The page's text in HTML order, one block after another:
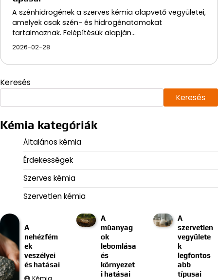
A szénhidrogének a szerves kémia alapvető vegyületei,
amelyek csak szén- és hidrogénatomokat
tartalmaznak. Felépítésük alapján…
2026-02-28
Keresés
Keresés
Kémia kategóriák
Általános kémia
Érdekességek
Szerves kémia
Szervetlen kémia
A
nehézfém
ek
veszélyei
és hatásai
Kémia
A
műanyag
ok
lebomlása
és
környezet
i hatásai
A
szervetlen
vegyülete
k
legfontos
abb
típusai